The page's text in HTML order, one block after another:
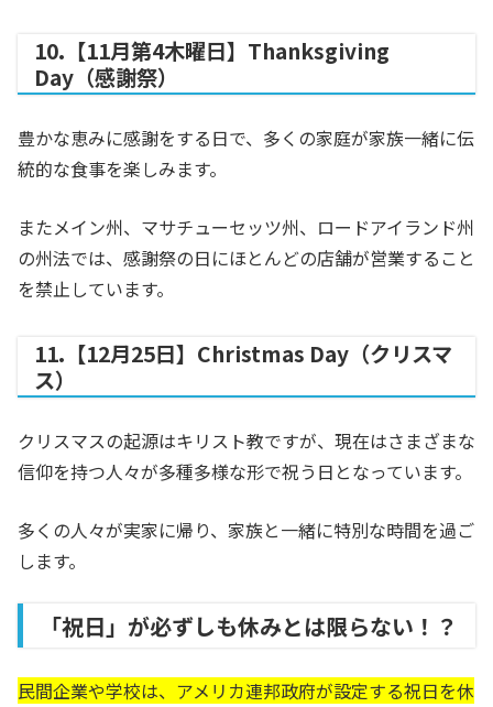
10.【11月第4木曜日】Thanksgiving
Day（感謝祭）
豊かな恵みに感謝をする日で、多くの家庭が家族一緒に伝
統的な食事を楽しみます。
またメイン州、マサチューセッツ州、ロードアイランド州
の州法では、感謝祭の日にほとんどの店舗が営業すること
を禁止しています。
11.【12月25日】Christmas Day（クリスマ
ス）
クリスマスの起源はキリスト教ですが、現在はさまざまな
信仰を持つ人々が多種多様な形で祝う日となっています。
多くの人々が実家に帰り、家族と一緒に特別な時間を過ご
します。
「祝日」が必ずしも休みとは限らない！？
民間企業や学校は、アメリカ連邦政府が設定する祝日を休